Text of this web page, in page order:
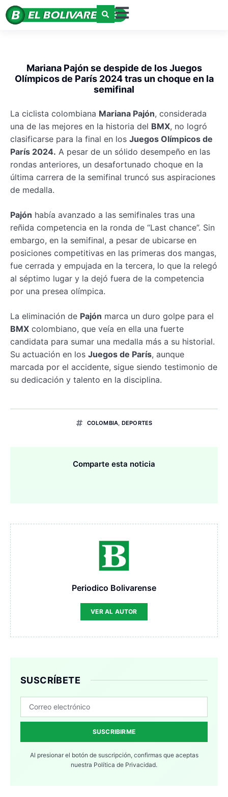
Mariana Pajón se despide de los Juegos
Olímpicos de París 2024 tras un choque en la
semifinal
La ciclista colombiana Mariana Pajón, considerada
una de las mejores en la historia del BMX, no logró
clasificarse para la final en los Juegos Olímpicos de
París 2024. A pesar de un sólido desempeño en las
rondas anteriores, un desafortunado choque en la
última carrera de la semifinal truncó sus aspiraciones
de medalla.
Pajón había avanzado a las semifinales tras una
reñida competencia en la ronda de “Last chance”. Sin
embargo, en la semifinal, a pesar de ubicarse en
posiciones competitivas en las primeras dos mangas,
fue cerrada y empujada en la tercera, lo que la relegó
al séptimo lugar y la dejó fuera de la competencia
por una presea olímpica.
La eliminación de Pajón marca un duro golpe para el
BMX colombiano, que veía en ella una fuerte
candidata para sumar una medalla más a su historial.
Su actuación en los Juegos de París, aunque
marcada por el accidente, sigue siendo testimonio de
su dedicación y talento en la disciplina.
COLOMBIA, DEPORTES
Comparte esta noticia
Periodico Bolivarense
VER AL AUTOR
SUSCRÍBETE
SUSCRIBIRME
Al presionar el botón de suscripción, confirmas que aceptas
nuestra Política de Privacidad.